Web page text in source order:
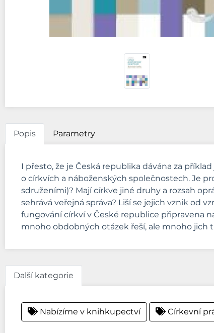
Popis Parametry
I přesto, že je Česká republika dávána za
o církvích a náboženských společnostech. Je
sdruženími)? Mají církve jiné druhy a rozsah
sehrává veřejná správa? Liší se jejich vznik od
fungování církví v České republice připravena
mnoho obdobných otázek řeší, ale mnoho jich
Další kategorie
Nabízíme v knihkupectví Církevní